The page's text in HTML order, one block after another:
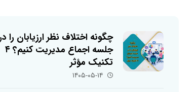
چگونه اختلاف نظر ارزیابان را
جلسه اجماع مدیریت کنیم؟ ۴
تکنیک مؤثر
۱۴۰۵-۰۵-۱۴